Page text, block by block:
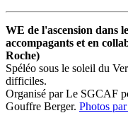
WE de l'ascension dans
accompagants et en
Roche)
Spéléo sous le soleil du
difficiles.
Organisé par Le SGCAF
Gouffre Berger. Photos